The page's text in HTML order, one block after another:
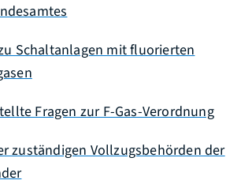
Schaltanlagen mit fluorierten
Fragen zur F-Gas-Verordnung
zuständigen Vollzugsbehörden der